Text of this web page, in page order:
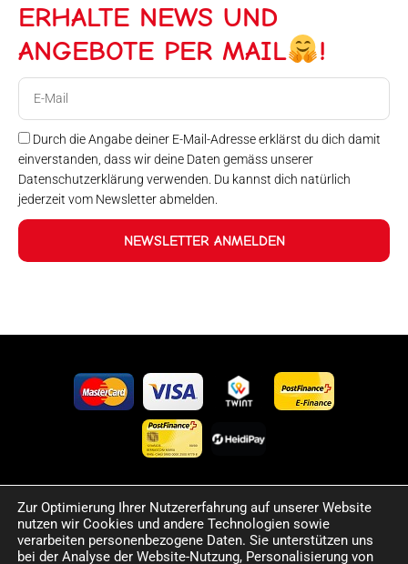
ERHALTE NEWS UND
ANGEBOTE PER MAIL
!
Durch die Angabe deiner E-Mail-Adresse erklärst du dich damit
einverstanden, dass wir deine Daten gemäss unserer
Datenschutzerklärung verwenden. Du kannst dich natürlich
jederzeit vom Newsletter abmelden.
NEWSLETTER ANMELDEN
©2024 Happy Sport. Alle auf dieser Website angegebenen
Preise und Informationen sind unverbindlich und können
Fehler sowie Irrtümer enthalten. Wir behalten uns das Recht
Zur Optimierung Ihrer Nutzererfahrung auf unserer Website
nutzen wir Cookies und andere Technologien sowie
verarbeiten personenbezogene Daten. Sie unterstützen uns
bei der Analyse der Website-Nutzung, Personalisierung von